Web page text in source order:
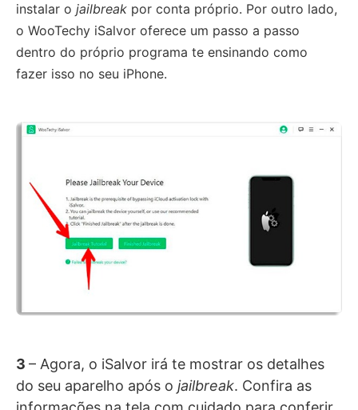
instalar o jailbreak por conta próprio. Por outro lado,
o WooTechy iSalvor oferece um passo a passo
dentro do próprio programa te ensinando como
fazer isso no seu iPhone.
3 – Agora, o iSalvor irá te mostrar os detalhes
do seu aparelho após o jailbreak. Confira as